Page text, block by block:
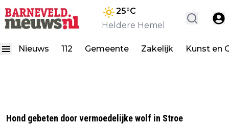
25°C
Heldere Hemel
Nieuws 112 Gemeente Zakelijk Kunst en
Hond gebeten door vermoedelijke wolf in Stroe